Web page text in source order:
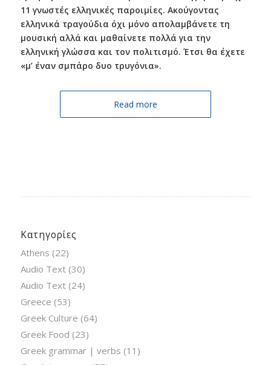
11 γνωστές ελληνικές παροιμίες. Ακούγοντας
ελληνικά τραγούδια όχι μόνο απολαμβάνετε τη
μουσική αλλά και μαθαίνετε πολλά για την
ελληνική γλώσσα και τον πολιτισμό. Έτσι θα έχετε
«μ’ έναν σμπάρο δυο τρυγόνια».
Read more
Κατηγορίες
Athens (22)
Audio Text(30)
Audio Text(24)
Greece (53)
Greek Culture (64)
Greek Food (23)
Greek grammar | verbs (11)